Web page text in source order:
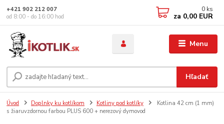
Menu
Hľadať
+421 902 212 007
od 8:00 - do 16:00 hod
0 ks
za 0,00 EUR
Úvod Doplnky ku kotlíkom Kotliny pod kotlíky
Kotlina 42 cm (1 mm)
s žiaruvzdornou farbou PLUS 600 + nerezový dymovod